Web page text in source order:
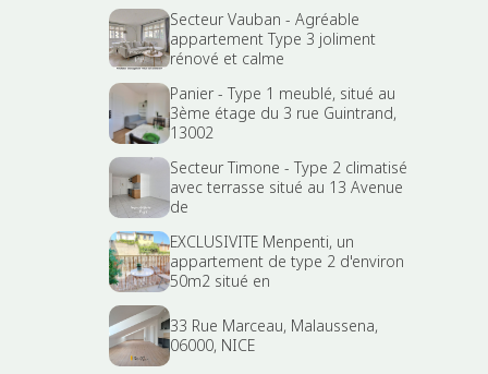
Secteur Vauban - Agréable
appartement Type 3 joliment
rénové et calme
Panier - Type 1 meublé, situé au
3ème étage du 3 rue Guintrand,
13002
Secteur Timone - Type 2 climatisé
avec terrasse situé au 13 Avenue
de
EXCLUSIVITE Menpenti, un
appartement de type 2 d'environ
50m2 situé en
33 Rue Marceau, Malaussena,
06000, NICE